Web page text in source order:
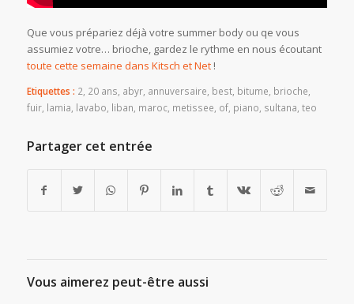
Que vous prépariez déjà votre summer body ou qe vous
assumiez votre… brioche, gardez le rythme en nous écoutant
toute cette semaine dans Kitsch et Net !
Etiquettes : 2 20 ans abyr, annuversaire best, bitume brioche
fuir, lamia lavabo liban maroc, metissee of, piano sultana teo
Partager cet entrée
Vous aimerez peut-être aussi